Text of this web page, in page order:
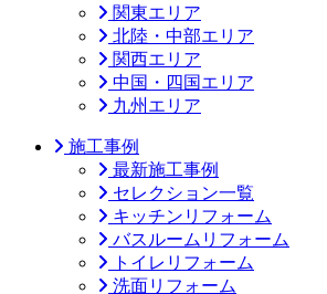
関東エリア
北陸・中部エリア
関西エリア
中国・四国エリア
九州エリア
施工事例
最新施工事例
セレクション一覧
キッチンリフォーム
バスルームリフォーム
トイレリフォーム
洗面リフォーム